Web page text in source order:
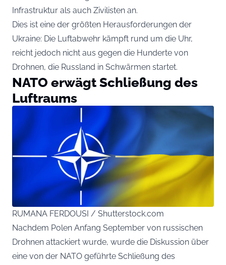
Infrastruktur als auch Zivilisten an.
Dies ist eine der größten Herausforderungen der
Ukraine: Die Luftabwehr kämpft rund um die Uhr,
reicht jedoch nicht aus gegen die Hunderte von
Drohnen, die Russland in Schwärmen startet.
NATO erwägt Schließung des
Luftraums
RUMANA FERDOUSI / Shutterstock.com
Nachdem Polen Anfang September von russischen
Drohnen attackiert wurde, wurde die Diskussion über
eine von der NATO geführte Schließung des